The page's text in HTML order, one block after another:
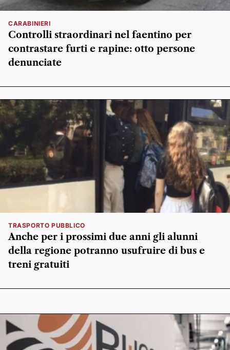
CARABINIERI
Controlli straordinari nel faentino per
contrastare furti e rapine: otto persone
denunciate
TRASPORTO PUBBLICO
Anche per i prossimi due anni gli alunni
della regione potranno usufruire di bus e
treni gratuiti